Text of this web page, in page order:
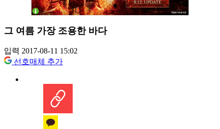
그 여름 가장 조용한 바다
입력 2017-08-11 15:02
선호매체 추가